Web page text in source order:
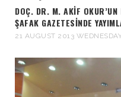
DOÇ. DR. M. AKIF
ŞAFAK GAZETESINDE
21 AUGUST 2013